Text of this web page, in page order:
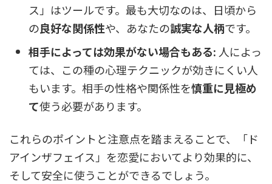
ス」はツールです。最も大切なのは、日頃から
の良好な関係性や、あなたの誠実な人柄です。
相手によっては効果がない場合もある: 人によっ
ては、この種の心理テクニックが効きにくい人
もいます。相手の性格や関係性を慎重に見極め
て使う必要があります。
これらのポイントと注意点を踏まえることで、「ド
アインザフェイス」を恋愛においてより効果的に、
そして安全に使うことができるでしょう。